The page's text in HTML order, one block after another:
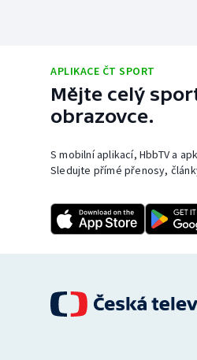
APLIKACE ČT SPORT
Mějte celý
obrazovce.
S mobilní aplikací, HbbTV a
Sledujte přímé přenosy,